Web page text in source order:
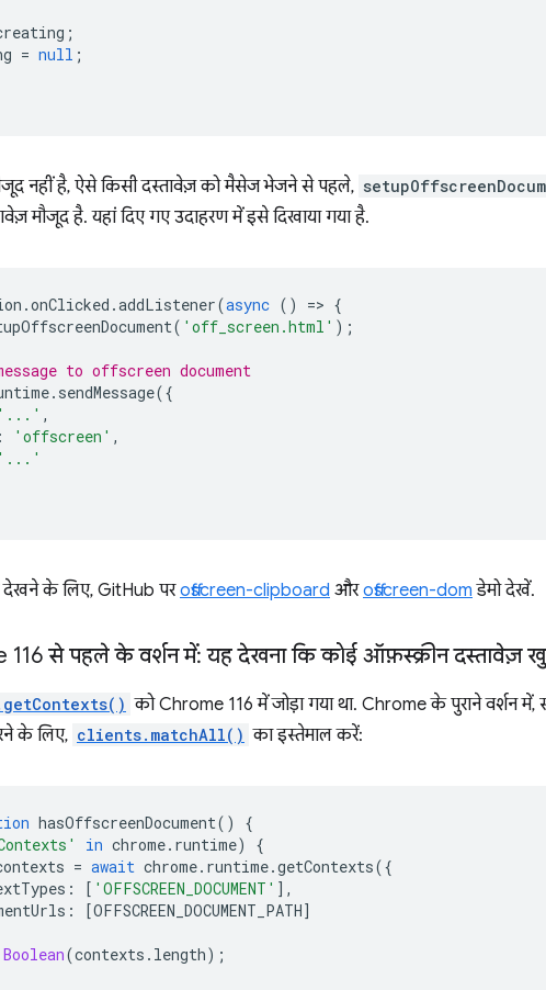
;
= null ;
नहीं है, ऐसे किसी दस्तावेज़ को मैसेज भेजने से पहले,
मौजूद है. यहां दिए गए उदाहरण में इसे दिखाया गया है.
.onClicked .addListener(async () => {
( 'off_screen.html' );
to offscreen document
. sendMessage({
'...' ,
: 'offscreen' ,
'...'
देखने के लिए, GitHub परoffscreen-clipboard औरoffscreen-dom डेमो देखें.
116 से पहले के वर्शन में: यह देखना कि कोई ऑफ़स्क्रीन दस्तावेज़
को Chrome 116 में जोड़ा गया था. Chrome के पुराने वर्शन में,
के लिए, clients.matchAll() का इस्तेमाल करें:
hasOffscreenDocument()
{
in chrome. runtime)
{
= await chrome. runtime.getContexts({
: [ 'OFFSCREEN_DOCUMENT' ],
: [OFFSCREEN_DOCUMENT_PATH]
Boolean(contexts . length);